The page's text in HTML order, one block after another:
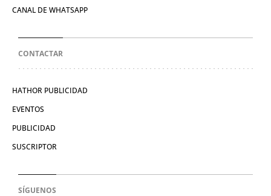
CANAL DE WHATSAPP
CONTACTAR
HATHOR PUBLICIDAD
EVENTOS
PUBLICIDAD
SUSCRIPTOR
SÍGUENOS